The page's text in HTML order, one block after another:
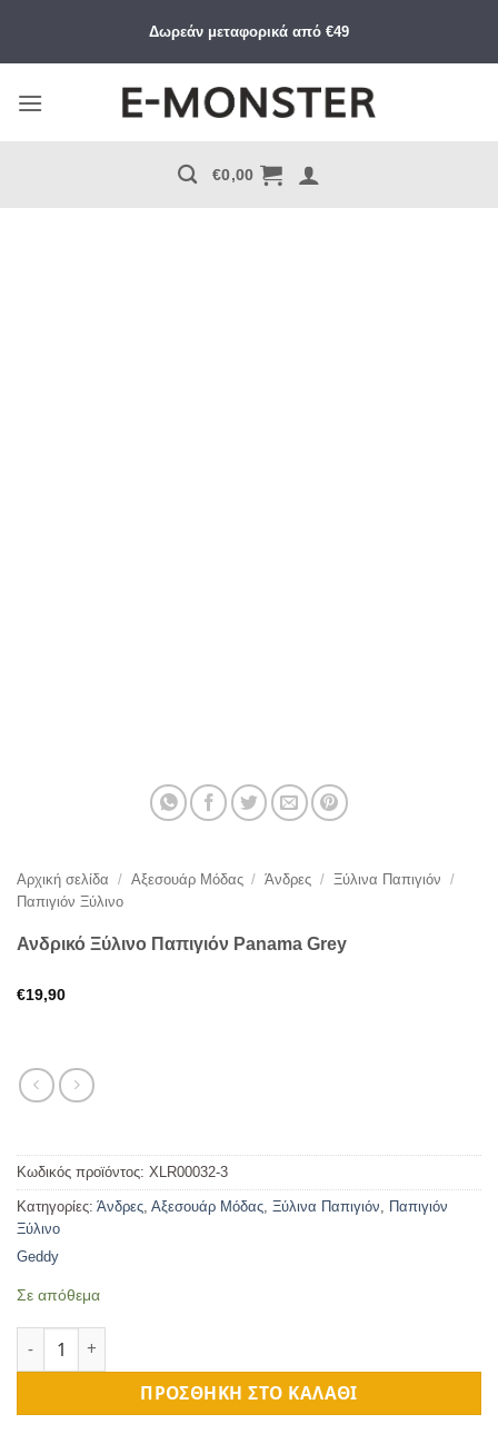
περιεχόμενο
Δωρεάν μεταφορικά από €49
€0,00
Αρχική σελίδα / Αξεσουάρ Μόδας / Άνδρες / Ξύλινα Παπιγιόν /
Παπιγιόν Ξύλινο
Ανδρικό Ξύλινο Παπιγιόν Panama Grey
€19,90
Κωδικός προϊόντος: XLR00032-3
Κατηγορίες: Άνδρες Αξεσουάρ Μόδας Ξύλινα Παπιγιόν
Παπιγιόν
Ξύλινο
Geddy
Σε απόθεμα
ΠΡΟΣΘΉΚΗ ΣΤΟ ΚΑΛΆΘΙ